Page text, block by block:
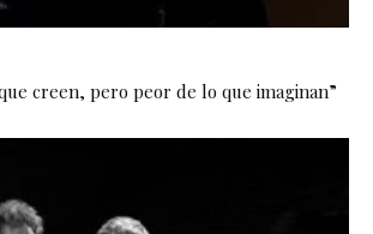
creen, pero peor de lo que imaginan”